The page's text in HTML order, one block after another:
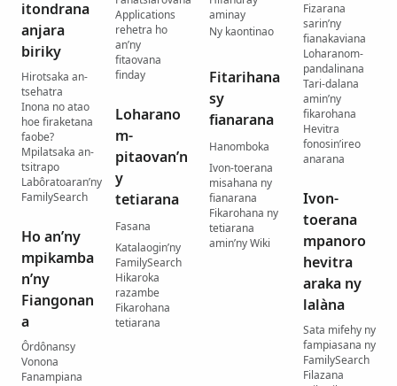
itondrana
anjara
biriky
Hirotsaka an-
tsehatra
Inona no atao
hoe firaketana
faobe?
Mpilatsaka an-
tsitrapo
Labôratoaran’ny
FamilySearch
Ho an’ny
mpikamba
n’ny
Fiangonan
a
Ôrdônansy
Vonona
Fanampiana
Applications
rehetra ho
an’ny
fitaovana
finday
Loharano
m-
pitaovan’n
y
tetiarana
Fasana
Katalaogin’ny
FamilySearch
Hikaroka
razambe
Fikarohana
tetiarana
aminay
Ny kaontinao
Fitarihana
sy
fianarana
Hanomboka
Ivon-toerana
misahana ny
fianarana
Fikarohana ny
tetiarana
amin’ny Wiki
Fizarana
sarin’ny
fianakaviana
Loharanom-
pandalinana
Tari-dalana
amin’ny
fikarohana
Hevitra
fonosin’ireo
anarana
Ivon-
toerana
mpanoro
hevitra
araka ny
lalàna
Sata mifehy ny
fampiasana ny
FamilySearch
Filazana